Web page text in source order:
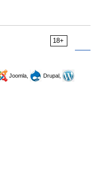
18+
Joomla,
Drupal,